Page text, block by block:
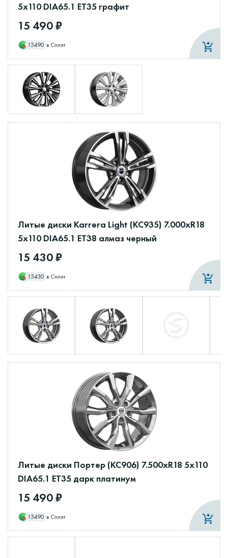
5x110 DIA65.1 ET35 графит
15 490 ₽
15490 в Сплит
Литые диски Karrera Light (КС935) 7.000xR18
5x110 DIA65.1 ET38 алмаз черный
15 430 ₽
15430 в Сплит
Литые диски Портер (КС906) 7.500xR18 5x110
DIA65.1 ET35 дарк платинум
15 490 ₽
15490 в Сплит